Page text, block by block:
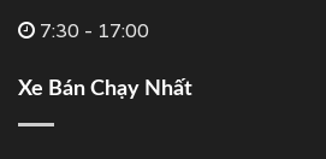
7:30 - 17:00
Xe Bán Chạy Nhất